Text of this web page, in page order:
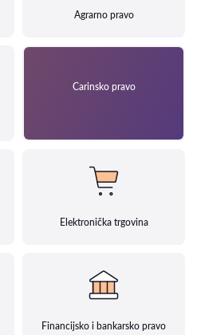
Agrarno pravo
Carinsko pravo
Elektronička trgovina
Financijsko i bankarsko pravo